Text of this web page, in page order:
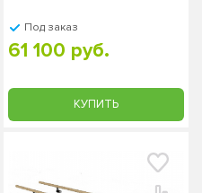
Под заказ
61 100 руб.
КУПИТЬ